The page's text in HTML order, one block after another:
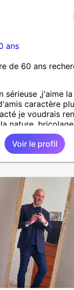
ans
de 60 ans
sérieuse ,j'aime
caractère
je voudrais
nature
vos claviers
Voir le profil